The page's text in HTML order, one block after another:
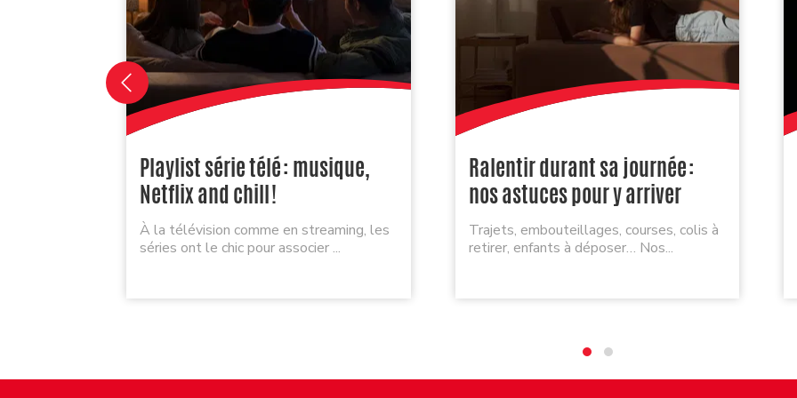
Playlist série télé : musique,
Netflix and chill !
À la télévision comme en streaming, les
séries ont le chic pour associer ...
Ralentir durant sa journée :
nos astuces pour y arriver
Trajets, embouteillages, courses, colis à
retirer, enfants à déposer… Nos...